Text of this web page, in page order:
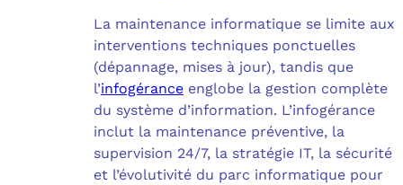
La maintenance informatique se limite aux
interventions techniques ponctuelles
(dépannage, mises à jour), tandis que
l’infogérance englobe la gestion complète
du système d’information. L’infogérance
inclut la maintenance préventive, la
supervision 24/7, la stratégie IT, la sécurité
et l’évolutivité du parc informatique pour